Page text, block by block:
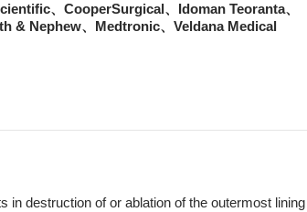
、CooperSurgical、Idoman Teoranta、
& Nephew、Medtronic、Veldana Medical
in destruction of or ablation of the outermost